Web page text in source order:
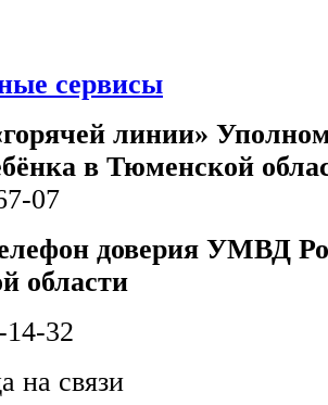
сервисы
линии»
в Тюменской
07
доверия УМВД
области
32
на связи